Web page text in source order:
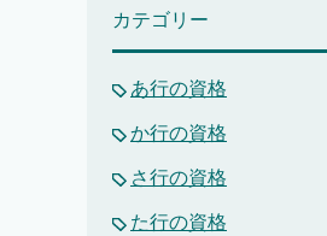
カテゴリー
あ行の資格
か行の資格
さ行の資格
た行の資格